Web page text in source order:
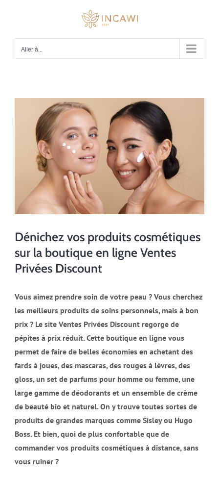
Aller à...
Dénichez vos produits cosmétiques
sur la boutique en ligne Ventes
Privées Discount
Vous aimez prendre soin de votre peau ? Vous cherchez
les meilleurs produits de soins personnels, mais à bon
prix ? Le site Ventes Privées Discount regorge de
pépites à prix réduit. Cette boutique en ligne vous
permet de faire de belles économies en achetant des
fards à joues, des mascaras, des rouges à lèvres, des
gloss, un set de parfums pour homme ou femme, une
large gamme de déodorants et un ensemble de crème
de beauté bio et naturel. On y trouve toutes sortes de
produits de grandes marques comme Sisley ou Hugo
Boss. Et bien, quoi de plus confortable que de
commander vos produits cosmétiques à distance, sans
vous ruiner ?